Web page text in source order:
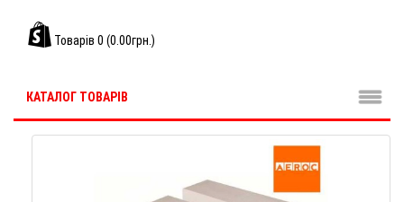
Товарів 0 (0.00грн.)
КАТАЛОГ ТОВАРІВ